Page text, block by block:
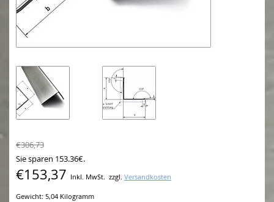
€306,73
Sie sparen 153.36€.
€153,37 Inkl. MwSt. zzgl. Versandkosten
Gewicht: 5,04 Kilogramm